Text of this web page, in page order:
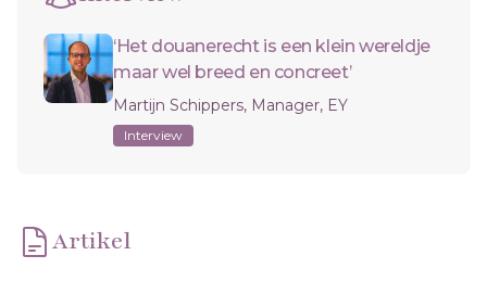
‘Het douanerecht is een klein wereldje
maar wel breed en concreet’
Martijn Schippers, Manager, EY
Interview
Artikel